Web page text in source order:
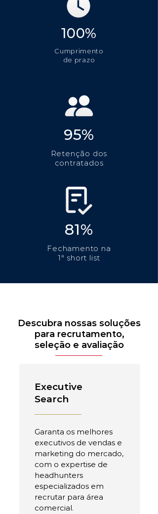
100%
Cumprimento
de prazo
95%
Retenção dos
contratados
81%
Fechamento na
1ª short list
Descubra nossas soluções
para recrutamento,
seleção e avaliação
Executive
Search
Garanta os melhores
executivos de vendas e
marketing do mercado,
com o expertise de
headhunters
especializados em
recrutar para área
comercial.